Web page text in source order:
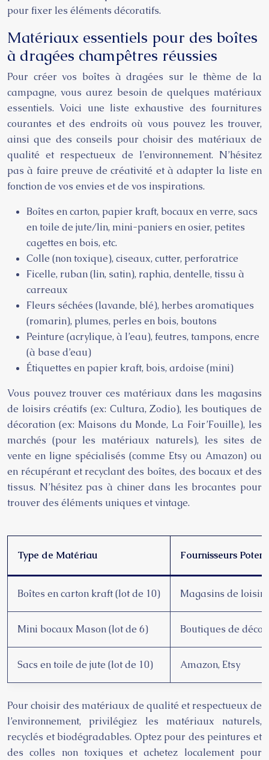
pour fixer les éléments décoratifs.
Matériaux essentiels pour des boîtes
à dragées champêtres réussies
Pour créer vos boîtes à dragées sur le thème de la
campagne, vous aurez besoin de quelques matériaux
essentiels. Voici une liste exhaustive des fournitures
courantes et des endroits où vous pouvez les trouver,
ainsi que des conseils pour choisir des matériaux de
qualité et respectueux de l’environnement. N’hésitez
pas à faire preuve de créativité et à adapter la liste en
fonction de vos envies et de vos inspirations.
Boîtes en carton, papier kraft, bocaux en verre, sacs
en toile de jute/lin, mini-paniers en osier, petites
cagettes en bois, etc.
Colle (non toxique), ciseaux, cutter, perforatrice
Ficelle, ruban (lin, satin), raphia, dentelle, tissu à
carreaux
Fleurs séchées (lavande, blé), herbes aromatiques
(romarin), plumes, perles en bois, boutons
Peinture (acrylique, à l’eau), feutres, tampons, encre
(à base d’eau)
Étiquettes en papier kraft, bois, ardoise (mini)
Vous pouvez trouver ces matériaux dans les magasins
de loisirs créatifs (ex: Cultura, Zodio), les boutiques de
décoration (ex: Maisons du Monde, La Foir’Fouille), les
marchés (pour les matériaux naturels), les sites de
vente en ligne spécialisés (comme Etsy ou Amazon) ou
en récupérant et recyclant des boîtes, des bocaux et des
tissus. N’hésitez pas à chiner dans les brocantes pour
trouver des éléments uniques et vintage.
Type de Matériau Fournisseurs
Boîtes en carton kraft (lot de 10) Magasins de
Mini bocaux Mason (lot de 6) Boutiques de
Sacs en toile de jute (lot de 10) Amazon, Etsy
Pour choisir des matériaux de qualité et respectueux de
l’environnement, privilégiez les matériaux naturels,
recyclés et biodégradables. Optez pour des peintures et
des colles non toxiques et achetez localement pour